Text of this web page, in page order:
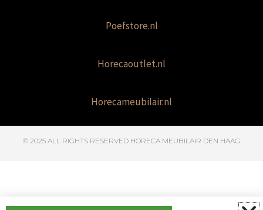
Poefstore.nl
Horecaoutlet.nl
Horecameubilair.nl
© 2025 ALL RIGHTS RESERVED​ HORECA MEUBILAIR DEN HAAG